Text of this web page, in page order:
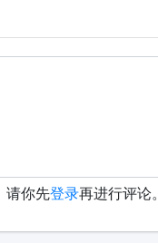
请你先登录再进行评论。